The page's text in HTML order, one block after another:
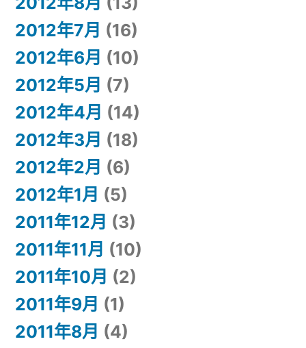
2012年7月 (16)
2012年6月 (10)
2012年5月 (7)
2012年4月 (14)
2012年3月 (18)
2012年2月 (6)
2012年1月 (5)
2011年12月 (3)
2011年11月 (10)
2011年10月 (2)
2011年9月 (1)
2011年8月 (4)